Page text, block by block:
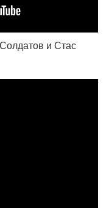
и Стас